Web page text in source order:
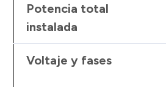
Potencia total
instalada
Voltaje y fases